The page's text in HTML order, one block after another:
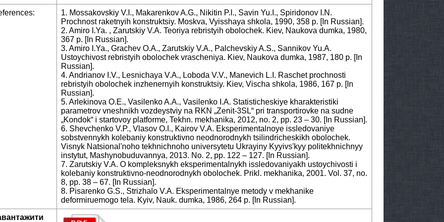
1. Mossakovskiy V.I., Makarenkov A.G., Nikitin P.I., Savin Yu.I., Spiridonov I.N.
Prochnost raketnyih konstruktsiy. Moskva, Vyisshaya shkola, 1990, 358 p. [In Russian].
2. Amiro I.Ya. , Zarutskiy V.A. Teoriya rebristyih obolochek. Kiev, Naukova dumka, 1980,
367 p. [In Russian].
3. Amiro I.Ya., Grachev O.A., Zarutskiy V.A., Palchevskiy A.S., Sannikov Yu.A.
Ustoychivost rebristyih obolochek vrascheniya. Kiev, Naukova dumka, 1987, 180 p. [In
Russian].
4. Andrianov I.V., Lesnichaya V.A., Loboda V.V., Manevich L.I. Raschet prochnosti
rebristyih obolochek inzhenernyih konstruktsiy. Kiev, Vischa shkola, 1986, 167 p. [In
Russian].
5. Arlekinova O.E., Vasilenko A.A., Vasilenko I.A. Statisticheskiye kharakteristiki
parametrov vneshnikh vozdeystviy na RKN „Zenit-3SL“ pri transportirovke na sudne
„Kondok“ i startovoy platforme, Tekhn. mekhanika, 2012, no. 2, pp. 23 – 30. [In Russian].
6. Shevchenko V.P., Vlasov O.I., Kairov V.A. Eksperimentalnoye issledovaniye
sobstvennykh kolebaniy konstruktivno neodnorodnykh tsilindricheskikh obolochek.
Visnyk Natsional'noho tekhnichnoho universytetu Ukrayiny Kyyivs'kyy politekhnichnyy
instytut, Mashynobuduvannya, 2013. No. 2, pp. 122 – 127. [In Russian].
7. Zarutskiy V.A. O kompleksnykh eksperimentalnykh issledovaniyakh ustoychivosti i
kolebaniy konstruktivno-neodnorodnykh obolochek. Prikl. mekhanika, 2001. Vol. 37, no.
8, pp. 38 – 67. [In Russian].
8. Pisarenko G.S., Strizhalo V.A. Eksperimentalnye metody v mekhanike
deformiruemogo tela. Kyiv, Nauk. dumka, 1986, 264 p. [In Russian].